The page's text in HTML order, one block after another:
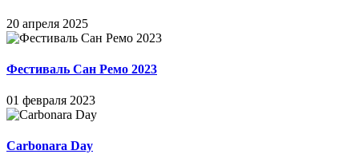
20 апреля 2025
Фестиваль Сан Ремо 2023
01 февраля 2023
Carbonara Day